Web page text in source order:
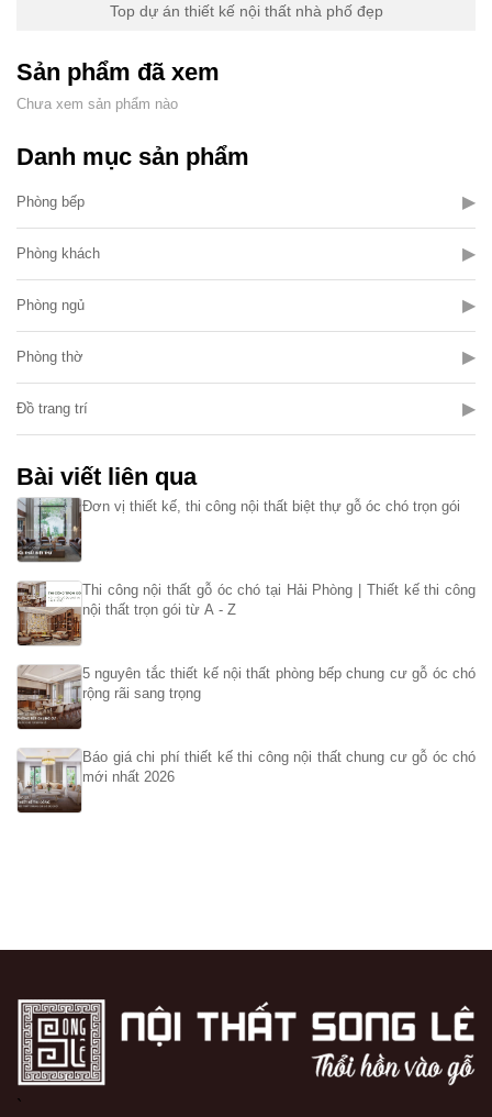
Top dự án thiết kế nội thất nhà phố đẹp
Sản phẩm đã xem
Chưa xem sản phẩm nào
Danh mục sản phẩm
Phòng bếp ▶
Phòng khách ▶
Phòng ngủ ▶
Phòng thờ ▶
Đồ trang trí ▶
Bài viết liên qua
Đơn vị thiết kế, thi công nội thất biệt thự gỗ óc chó trọn gói
Thi công nội thất gỗ óc chó tại Hải Phòng | Thiết kế thi công
nội thất trọn gói từ A - Z
5 nguyên tắc thiết kế nội thất phòng bếp chung cư gỗ óc chó
rộng rãi sang trọng
Báo giá chi phí thiết kế thi công nội thất chung cư gỗ óc chó
mới nhất 2026
`